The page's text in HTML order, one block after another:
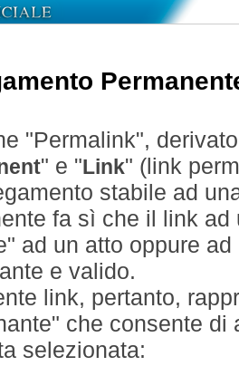
"Permalink",
" e " Link" (link
stabile ad
fa sì che il link
ad un atto oppure
e valido.
link, pertanto,
che consente
selezionata: